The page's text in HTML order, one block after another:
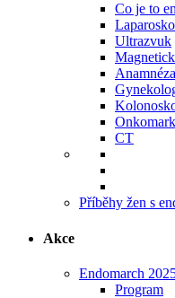
Co je to
Ultrazvuk
Anamnéza
CT
Příběhy žen s
Akce
Endomarch
Program